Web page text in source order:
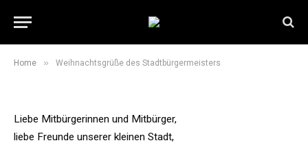
Home » Weihnachtsgrüße des Stadtbürgermeisters
Stadtbürgermeisters
Liebe Mitbürgerinnen und Mitbürger,
liebe Freunde unserer kleinen Stadt,